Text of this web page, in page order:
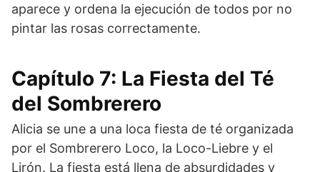
aparece y ordena la ejecución de todos por no
pintar las rosas correctamente.
Capítulo 7: La Fiesta del Té
del Sombrerero
Alicia se une a una loca fiesta de té organizada
por el Sombrerero Loco, la Loco-Liebre y el
Lirón. La fiesta está llena de absurdidades y